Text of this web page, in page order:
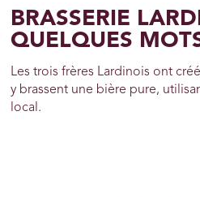
BRASSERIE
QUELQUES
Les trois frères Lardinois ont
y brassent une bière pure,
local.